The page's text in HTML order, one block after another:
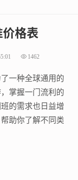
格表
1462
一种全球通用的
掌握一门流利的
的需求也日益增
助你了解不同类